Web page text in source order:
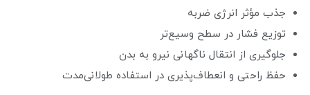
جذب مؤثر انرژی ضربه
توزیع فشار در سطح وسیع‌تر
جلوگیری از انتقال ناگهانی نیرو به بدن
حفظ راحتی و انعطاف‌پذیری در استفاده طولانی‌مدت